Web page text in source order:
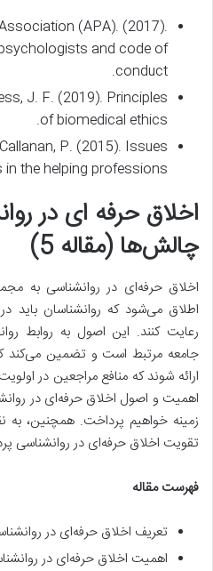
(APA). (2017).
and code of
conduct.
J. F. (2019). Principles
of biomedical ethics.
P. (2015). Issues
the helping professions.
اخلاق حرفه ای در
چالش‌ها (مقاله 5)
اخلاق حرفه‌ای در روانشناسی به
اطلاق می‌شود که روانشناسان باید
رعایت کنند. این اصول به روابط
جامعه مرتبط است و تضمین می‌کند
ارائه شوند که منافع مراجعین در
اهمیت و اصول اخلاق حرفه‌ای در
زمینه خواهیم پرداخت. همچنین،
تقویت اخلاق حرفه‌ای در روانشناسی
فهرست مقاله
تعریف اخلاق حرفه‌ای در
اهمیت اخلاق حرفه‌ای در